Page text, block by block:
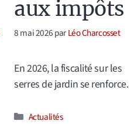
aux impôts
8 mai 2026parLéo Charcosset
En 2026, la fiscalité sur les
serres de jardin se renforce.
Catégories
Actualités